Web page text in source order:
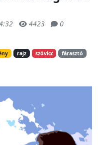
4423
0
rajz szóvicc
fárasztó